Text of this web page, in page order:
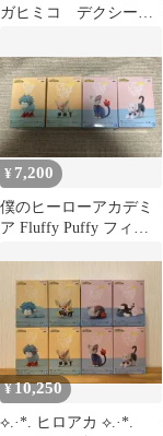
ガヒミコ デクシープ
ト
¥ 7,200
僕のヒーローアカデミ
ア Fluffy Puffy フィギ
¥10,250
⟡.·*. ヒロアカ ⟡.·*.